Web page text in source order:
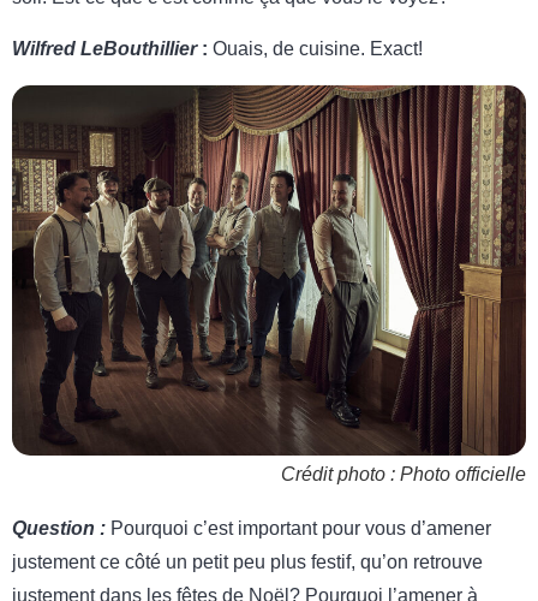
Wilfred LeBouthillier: Ouais, de cuisine. Exact!
Crédit photo : Photo officielle
Question : Pourquoi c’est important pour vous d’amener
justement ce côté un petit peu plus festif, qu’on retrouve
justement dans les fêtes de Noël? Pourquoi l’amener à